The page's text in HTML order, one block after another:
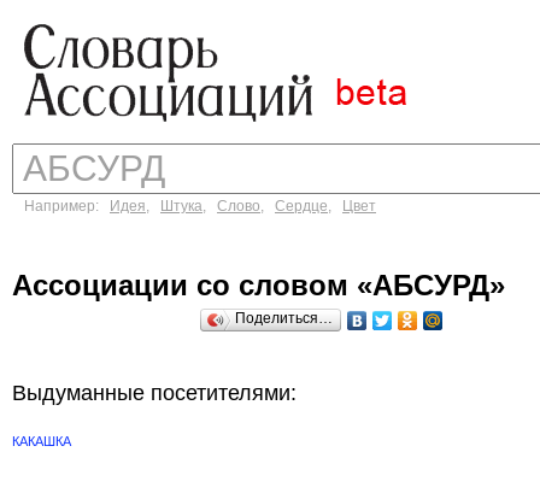
Например: Идея, Штука, Слово, Сердце, Цвет
Ассоциации со словом «АБСУРД»
Поделиться…
Выдуманные посетителями:
КАКАШКА